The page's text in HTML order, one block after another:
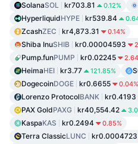
SolanaSOL kr703.81 0.12%
HyperliquidHYPE kr539.84
ZcashZEC kr4,873.31 0.14%
Shiba InuSHIB kr0.00004593
Pump.funPUMP kr0.02245
HeimaHEI kr3.77 121.85%
DogecoinDOGE kr0.6655 0.04%
Lorenzo ProtocolBANK kr0.4193
PAX GoldPAXG kr40,554.42
KaspaKAS kr0.2494 0.85%
Terra ClassicLUNC kr0.0004723